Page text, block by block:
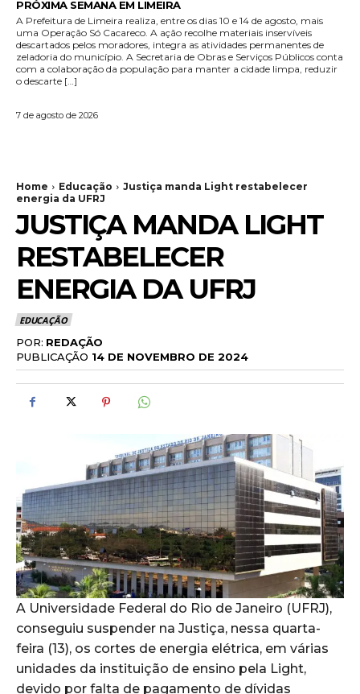
PRÓXIMA SEMANA EM LIMEIRA
A Prefeitura de Limeira realiza, entre os dias 10 e 14 de agosto, mais
uma Operação Só Cacareco. A ação recolhe materiais inservíveis
descartados pelos moradores, integra as atividades permanentes de
zeladoria do município. A Secretaria de Obras e Serviços Públicos conta
com a colaboração da população para manter a cidade limpa, reduzir
o descarte […]
7 de agosto de 2026